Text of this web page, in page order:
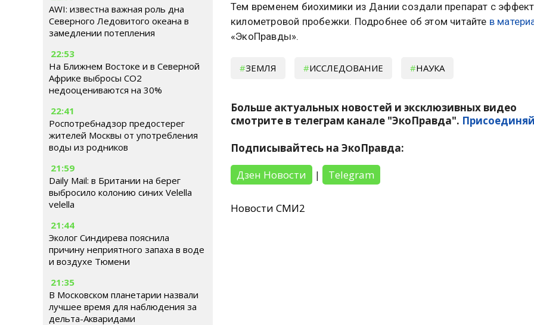
AWI: известна важная роль дна
Северного Ледовитого океана в
замедлении потепления
22:53
На Ближнем Востоке и в Северной
Африке выбросы CO2
недооцениваются на 30%
22:41
Роспотребнадзор предостерег
жителей Москвы от употребления
воды из родников
21:59
Daily Mail: в Британии на берег
выбросило колонию синих Velella
velella
21:44
Эколог Синдирева пояснила
причину неприятного запаха в воде
и воздухе Тюмени
21:35
В Московском планетарии назвали
лучшее время для наблюдения за
дельта-Акваридами
Тем временем биохимики из Дании создали препарат с
километровой пробежки. Подробнее об этом читайте в
«ЭкоПравды».
ЗЕМЛЯ ИССЛЕДОВАНИЕ НАУКА
Больше актуальных новостей и эксклюзивных видео
смотрите в телеграм канале "ЭкоПравда".
Подписывайтесь на ЭкоПравда:
Дзен Новости
| Telegram
Новости СМИ2